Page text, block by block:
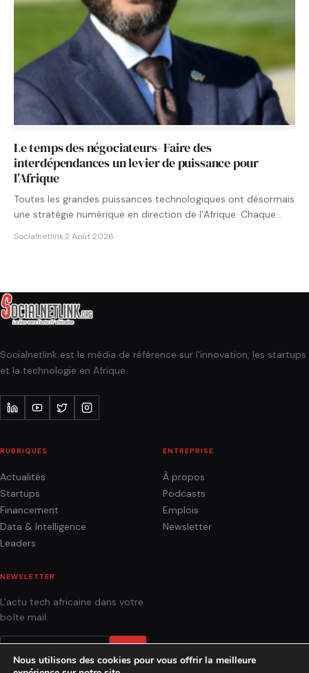
Le temps des négociateurs- Faire des
interdépendances un levier de puissance pour
l’Afrique
Toutes les grandes puissances technologiques ont désormais
une stratégie numérique en direction de l’Afrique. Chaque
Socialnetlink·2 Août 2026
Socialnetlink est le média de référence sur l'innovation, les startups
et la technologie en Afrique.
RUBRIQUES
Actualités
Startups
Financement
Data & Intelligence
Leaders
ENTREPRISE
À propos
Podcasts
Emplois
Newsletter
NEWSLETTER
L'actu tech africaine dans votre
boîte mail.
Nous utilisons des cookies pour vous offrir la meilleure